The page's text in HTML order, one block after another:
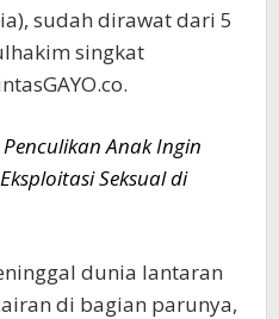
sudah dirawat dari 5
singkat
Anak Ingin
Seksual di
dunia lantaran
di bagian parunya,